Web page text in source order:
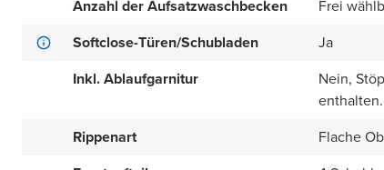
Anzahl der Aufsatzwaschbecken
Frei
Softclose-Türen/Schubladen
Ja
Inkl. Ablaufgarnitur
Nein,
enthalten.
Rippenart
Flache